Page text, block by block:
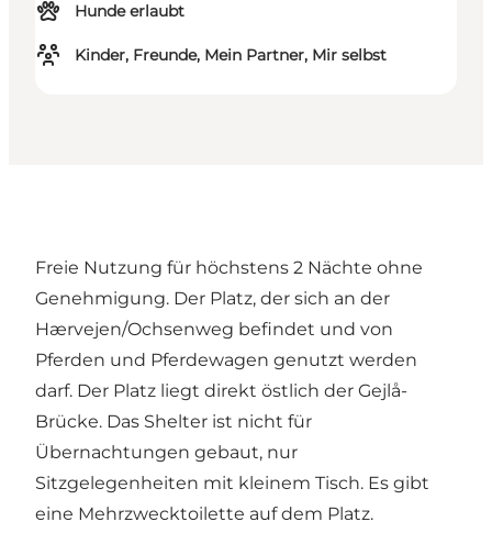
Hunde erlaubt
Kinder, Freunde, Mein Partner, Mir selbst
Freie Nutzung für höchstens 2 Nächte ohne
Genehmigung. Der Platz, der sich an der
Hærvejen/Ochsenweg befindet und von
Pferden und Pferdewagen genutzt werden
darf. Der Platz liegt direkt östlich der Gejlå-
Brücke. Das Shelter ist nicht für
Übernachtungen gebaut, nur
Sitzgelegenheiten mit kleinem Tisch. Es gibt
eine Mehrzwecktoilette auf dem Platz.